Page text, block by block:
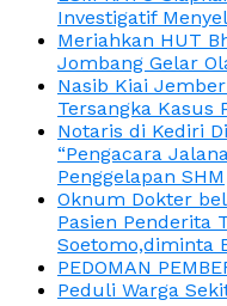
Investigatif
Meriahkan HUT
Jombang Gelar
Nasib Kiai
Tersangka Kasus
Notaris di Kediri
“Pengacara
Penggelapan SHM
Oknum Dokter
Pasien Penderita
Soetomo,diminta
PEDOMAN
Peduli Warga